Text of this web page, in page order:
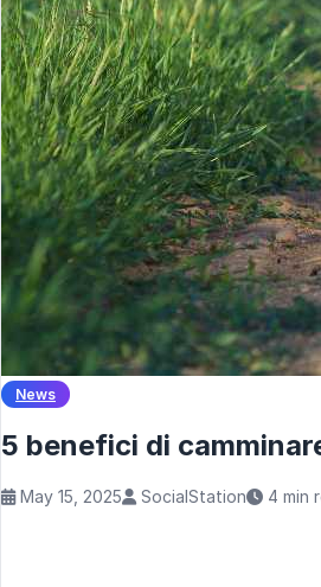
News
5 benefici di
May 15, 2025 SocialStation 4 min